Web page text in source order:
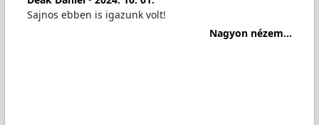
Sajnos ebben is igazunk volt!
Nagyon nézem...